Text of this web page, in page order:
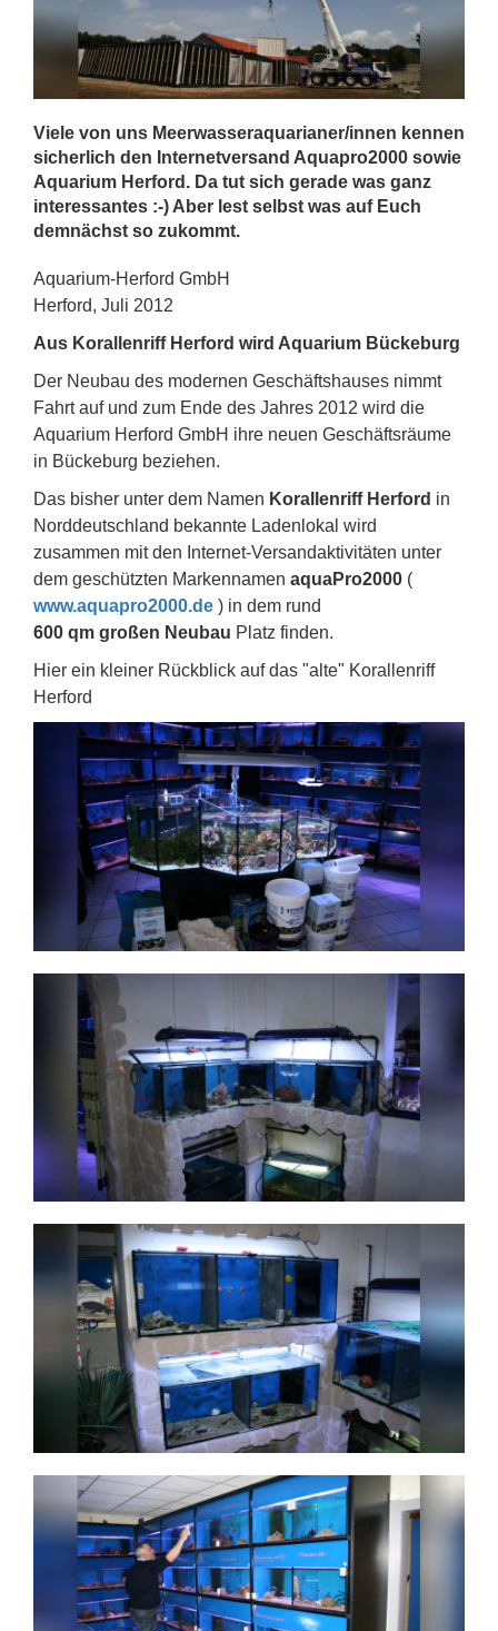
Viele von uns Meerwasseraquarianer/innen kennen
sicherlich den Internetversand Aquapro2000 sowie
Aquarium Herford. Da tut sich gerade was ganz
interessantes :-) Aber lest selbst was auf Euch
demnächst so zukommt.
Aquarium-Herford GmbH
Herford, Juli 2012
Aus Korallenriff Herford wird Aquarium Bückeburg
Der Neubau des modernen Geschäftshauses nimmt
Fahrt auf und zum Ende des Jahres 2012 wird die
Aquarium Herford GmbH ihre neuen Geschäftsräume
in Bückeburg beziehen.
Das bisher unter dem Namen Korallenriff Herford in
Norddeutschland bekannte Ladenlokal wird
zusammen mit den Internet-Versandaktivitäten unter
dem geschützten Markennamen aquaPro2000 (
www.aquapro2000.de ) in dem rund
600 qm großen Neubau Platz finden.
Hier ein kleiner Rückblick auf das "alte" Korallenriff
Herford